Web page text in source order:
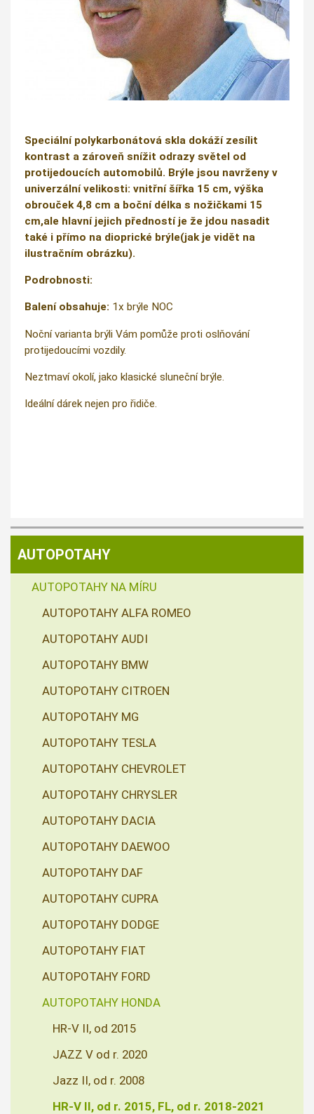
Speciální polykarbonátová skla dokáží zesílit
kontrast a zároveň snížit odrazy světel od
protijedoucích automobilů. Brýle jsou navrženy v
univerzální velikosti: vnitřní šířka 15 cm, výška
obrouček 4,8 cm a boční délka s nožičkami 15
cm,ale hlavní jejich předností je že jdou nasadit
také i přímo na dioprické brýle(jak je vidět na
ilustračním obrázku).
Podrobnosti:
Balení obsahuje: 1x brýle NOC
Noční varianta brýli Vám pomůže proti oslňování
protijedoucími vozdily.
Neztmaví okolí, jako klasické sluneční brýle.
Ideální dárek nejen pro řidiče.
AUTOPOTAHY
AUTOPOTAHY NA MÍRU
AUTOPOTAHY ALFA ROMEO
AUTOPOTAHY AUDI
AUTOPOTAHY BMW
AUTOPOTAHY CITROEN
AUTOPOTAHY MG
AUTOPOTAHY TESLA
AUTOPOTAHY CHEVROLET
AUTOPOTAHY CHRYSLER
AUTOPOTAHY DACIA
AUTOPOTAHY DAEWOO
AUTOPOTAHY DAF
AUTOPOTAHY CUPRA
AUTOPOTAHY DODGE
AUTOPOTAHY FIAT
AUTOPOTAHY FORD
AUTOPOTAHY HONDA
HR-V II, od 2015
JAZZ V od r. 2020
Jazz II, od r. 2008
HR-V II, od r. 2015, FL, od r. 2018-2021